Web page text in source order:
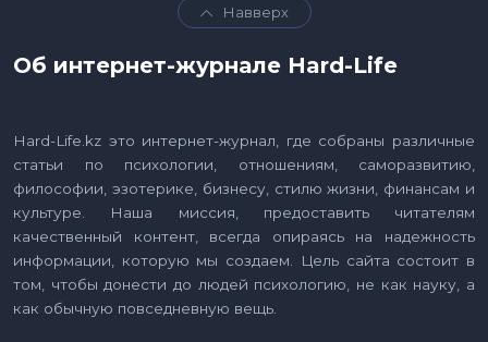
Навверх
Об интернет-журнале Hard-Life
Hard-Life.kz это интернет-журнал, где собраны различные
статьи по психологии, отношениям, саморазвитию,
философии, эзотерике, бизнесу, стилю жизни, финансам и
культуре. Наша миссия, предоставить читателям
качественный контент, всегда опираясь на надежность
информации, которую мы создаем. Цель сайта состоит в
том, чтобы донести до людей психологию, не как науку, а
как обычную повседневную вещь.